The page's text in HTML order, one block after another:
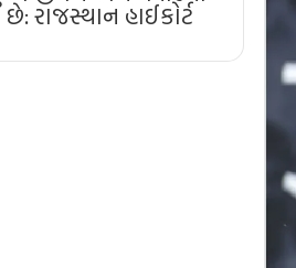
રાજસ્થાન હાઈકોર્ટ